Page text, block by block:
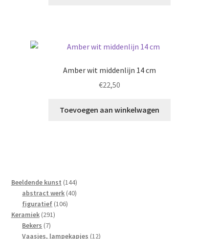
Amber wit middenlijn 14 cm
€22,50
Toevoegen aan winkelwagen
Beeldende kunst 144144
producten
abstract werk 4040
figuratief 106106
Keramiek 291291
Bekers 77
producten
Vaasjes, lampekapjes 1212